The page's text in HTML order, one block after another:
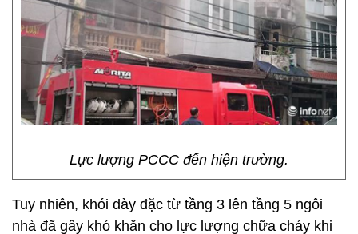
Lực lượng PCCC đến hiện trường.
Tuy nhiên, khói dày đặc từ tầng 3 lên tầng 5 ngôi
nhà đã gây khó khăn cho lực lượng chữa cháy khi